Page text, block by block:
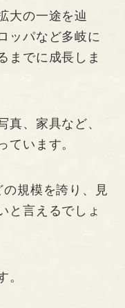
大の一途を辿
ッパなど多岐に
までに成長しま
真、家具など、
ています。
規模を誇り、見
と言えるでしょ
。